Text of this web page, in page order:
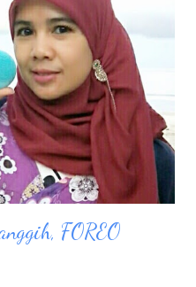
rasa asapnya pasti ada
daging yang dibakar. Sei Sapi
cafe Jomtea Sei Sapi di jual
seperti : Sambal Mercon
Mushroom Karena aku
Sei Sapi sambal merecon
ad...
FOREO